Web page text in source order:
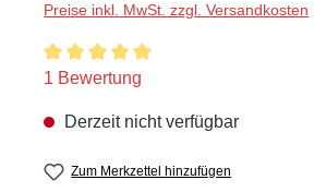
Preise inkl. MwSt. zzgl. Versandkosten
Durchschnittliche Bewertung von 5
1 Bewertung
Derzeit nicht verfügbar
Zum Merkzettel hinzufügen